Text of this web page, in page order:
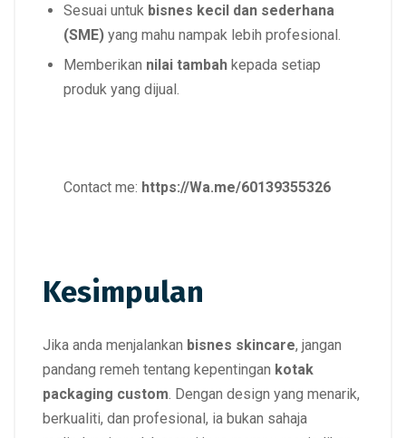
Sesuai untuk bisnes kecil dan sederhana
(SME) yang mahu nampak lebih profesional.
Memberikan nilai tambah kepada setiap
produk yang dijual.
Contact me: https://Wa.me/60139355326
Kesimpulan
Jika anda menjalankan bisnes skincare, jangan
pandang remeh tentang kepentingan kotak
packaging custom. Dengan design yang menarik,
berkualiti, dan profesional, ia bukan sahaja